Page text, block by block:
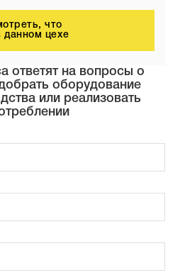
что
данном цехе
ответят на вопросы о
оборудование
или реализовать